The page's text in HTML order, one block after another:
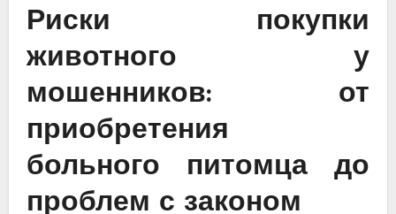
Риски покупки
животного у
мошенников: от
приобретения
больного питомца до
проблем с законом